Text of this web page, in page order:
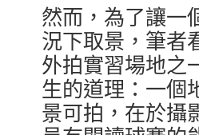
然而，為了讓一
況下取景，筆者
外拍實習場地之
生的道理：一個
景可拍，在於攝